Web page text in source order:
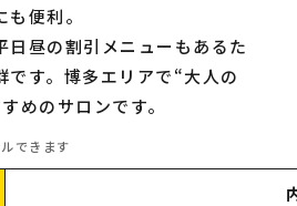
便利。
日昼の割引メニューもあるた
です。博多エリアで“大人の
めのサロンです。